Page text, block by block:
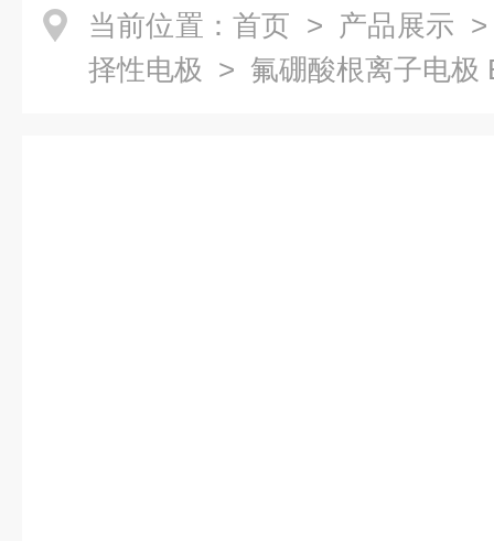
当前位置： 首页 > 产品展示
择性电极 > 氟硼酸根离子电极